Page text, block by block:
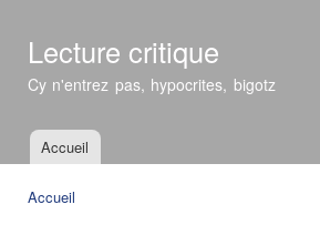
Lecture critique
Cy n'entrez pas, hypocrites, bigotz
Menu principal
Accueil
Accueil